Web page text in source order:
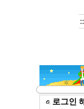
로그인